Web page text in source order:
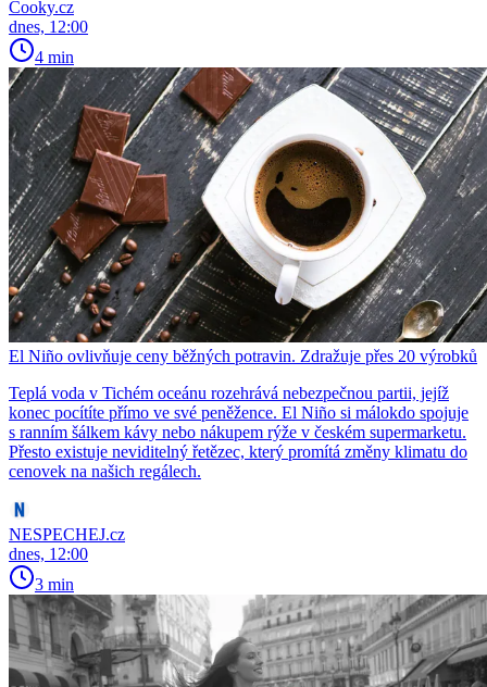
Cooky.cz
dnes, 12:00
4 min
El Niño ovlivňuje ceny běžných potravin. Zdražuje přes 20 výrobků
Teplá voda v Tichém oceánu rozehrává nebezpečnou partii, jejíž
konec pocítíte přímo ve své peněžence. El Niño si málokdo spojuje
s ranním šálkem kávy nebo nákupem rýže v českém supermarketu.
Přesto existuje neviditelný řetězec, který promítá změny klimatu do
cenovek na našich regálech.
NESPECHEJ.cz
dnes, 12:00
3 min